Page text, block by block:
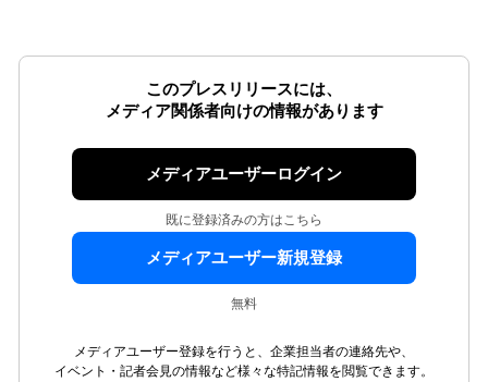
このプレスリリースには、
メディア関係者向けの情報があります
メディアユーザーログイン
既に登録済みの方はこちら
メディアユーザー新規登録
無料
メディアユーザー登録を行うと、企業担当者の連絡先や、
イベント・記者会見の情報など様々な特記情報を閲覧できます。